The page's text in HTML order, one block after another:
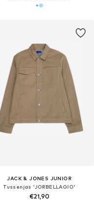
JACK & JONES JUNIOR
Tussenjas 'JORBELLAGIO'
€21,90